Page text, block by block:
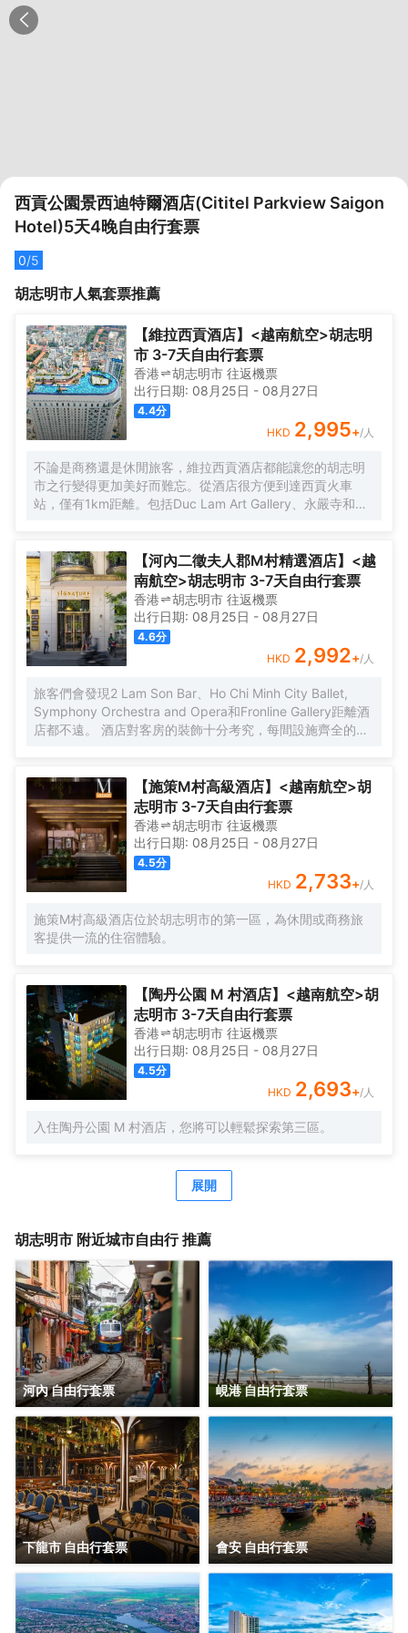
西貢公園景西迪特爾酒店(Cititel Parkview Saigon
Hotel)5天4晚自由行套票
0/5
胡志明市人氣套票推薦
【維拉西貢酒店】<越南航空>胡志明
市 3-7天自由行套票
香港 胡志明市 往返機票
出行日期: 08月25日 - 08月27日
4.4分
HKD 2,995+/人
不論是商務還是休閒旅客，維拉西貢酒店都能讓您的胡志明
市之行變得更加美好而難忘。從酒店很方便到達西貢火車
站，僅有1km距離。包括Duc Lam Art Gallery、永嚴寺和
全的客房都配備有雨傘、房內保險箱和空調。有飲水需求的
旅客，酒店還為您提供了瓶裝水。浴室配有拖鞋、24小時熱
水和浴缸。在餘暇時間，可以選擇去酒店的酒吧喝上一杯飲
料，驅走所有的疲憊。貼心的送餐服務可以滿足那些喜歡在
私人場合進餐的旅客。除此之外，周邊餐飲種類繁多。
HOME FINEST（東南亞菜）供應一流的推薦美味-Grilled
beef on hot rock stone，Huynh Hoa Sandwich
Shop（BÁNH MÌ HUỲNH HOA）（快餐簡餐）提供的法棍
三明治備受好評，Cyclo Resto（東南亞菜）的香茅雞也是來
這裏遊玩不容錯過的美味。 住客既能在 室外泳池揮灑汗水，
也可以在桑拿浴室放鬆身心。酒店設有會議廳和商務中心，
省心。
【河內二徵夫人郡M村精選酒店】<越
南航空>胡志明市 3-7天自由行套票
香港 胡志明市 往返機票
出行日期: 08月25日 - 08月27日
4.6分
HKD 2,992+/人
旅客們會發現2 Lam Son Bar、Ho Chi Minh City Ballet,
Symphony Orchestra and Opera和Fronline Gallery距離酒
店都不遠。 酒店對客房的裝飾十分考究，每間設施齊全的客
倘若您在忙碌的一天後想在自己的客房內放鬆，提供拖鞋和
24小時熱水的客房浴室是不錯的選擇。 優美的環境，再搭配
上細緻周到的服務，酒店的休閒區定能滿足您的品質需求。
酒店的會議廳將熱情的服務與專業的素質完美地結合在一
起。提供乾洗服務，為您的旅途省心。
【施策M村高級酒店】<越南航空>胡
志明市 3-7天自由行套票
香港 胡志明市 往返機票
出行日期: 08月25日 - 08月27日
4.5分
HKD 2,733+/人
施策M村高級酒店位於胡志明市的第一區，為休閒或商務旅
客提供一流的住宿體驗。
【陶丹公園 M 村酒店】<越南航空>胡
志明市 3-7天自由行套票
香港 胡志明市 往返機票
出行日期: 08月25日 - 08月27日
4.5分
HKD 2,693+/人
入住陶丹公園 M 村酒店，您將可以輕鬆探索第三區。
展開
胡志明市 附近城市自由行 推薦
河內 自由行套票 峴港 自由行套票
下龍市 自由行套票 會安 自由行套票